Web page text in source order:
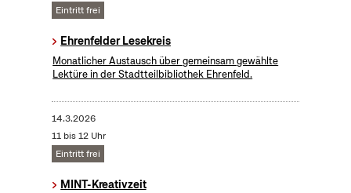
Eintritt frei
Ehrenfelder Lesekreis
Monatlicher Austausch über gemeinsam gewählte
Lektüre in der Stadtteilbibliothek Ehrenfeld.
14.3.2026
11 bis 12 Uhr
Eintritt frei
MINT-Kreativzeit